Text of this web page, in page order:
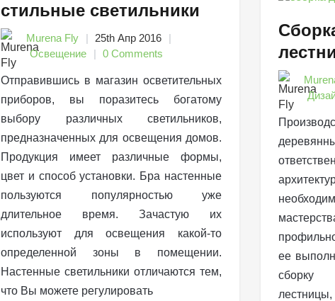
стильные светильники
Murena Fly
25th Апр 2016
Освещение
0 Comments
Отправившись в магазин осветительных
приборов, вы поразитесь богатому
выбору различных светильников,
предназначенных для освещения домов.
Продукция имеет различные формы,
цвет и способ установки. Бра настенные
пользуются популярностью уже
длительное время. Зачастую их
используют для освещения какой-то
определенной зоны в помещении.
Настенные светильники отличаются тем,
что Вы можете регулировать
ее
сборку